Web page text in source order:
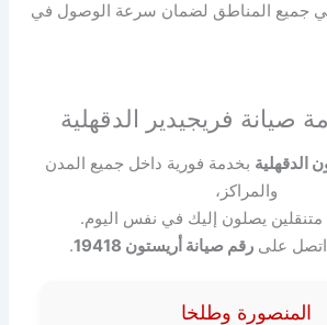
جميع المناطق لضمان سرعة الوصول في
صيانة فريجيدير الدقهلية
الدقهلية بخدمة فورية داخل جميع المدن
والمراكز،
يصلون إليك في نفس اليوم.
اتصل علىرقم صيانة أريستون 19418 .
المنصورة وطلخا